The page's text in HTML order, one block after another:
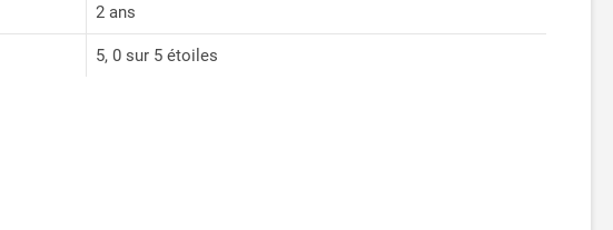
2 ans
5, 0 sur 5 étoiles